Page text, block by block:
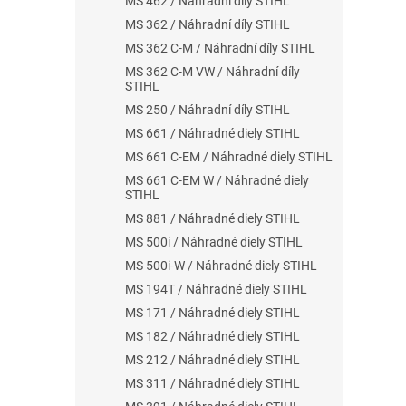
MS 362 / Náhradní díly STIHL
MS 362 C-M / Náhradní díly STIHL
MS 362 C-M VW / Náhradní díly
STIHL
MS 250 / Náhradní díly STIHL
MS 661 / Náhradné diely STIHL
MS 661 C-EM / Náhradné diely STIHL
MS 661 C-EM W / Náhradné diely
STIHL
MS 881 / Náhradné diely STIHL
MS 500i / Náhradné diely STIHL
MS 500i-W / Náhradné diely STIHL
MS 194T / Náhradné diely STIHL
MS 171 / Náhradné diely STIHL
MS 182 / Náhradné diely STIHL
MS 212 / Náhradné diely STIHL
MS 311 / Náhradné diely STIHL